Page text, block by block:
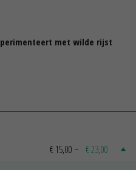
met wilde rijst
€ 15,00 ~ € 23,00